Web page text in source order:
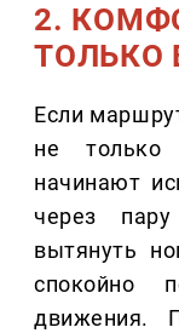
2.
ТОЛЬКО
Если
не
начинают
через
вытянуть
спокойно
движения.